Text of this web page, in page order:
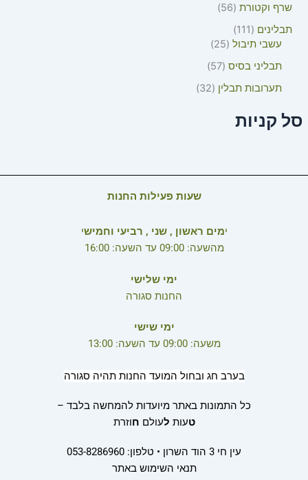
שרף וקטורת 56
תבלינים
111
עשבי תיבול 25
תבליני בסיס 57
תערובות תבלין
32
סל קניות
שעות פעילות החנות
ימים ראשון , שני , רביעי וחמישי
מהשעה: 09:00 עד השעה: 16:00
ימי שלישי
החנות סגורה
ימי שישי
משעה: 09:00 עד השעה: 13:00
בערב חג ובחול המועד החנות תהיה סגורה
כל התמונות באתר מיועדות להמחשה בלבד –
טעות לעולם חוזרת
עין חי 3 הוד השרון • טלפון: 053-8286960
תנאי השימוש באתר